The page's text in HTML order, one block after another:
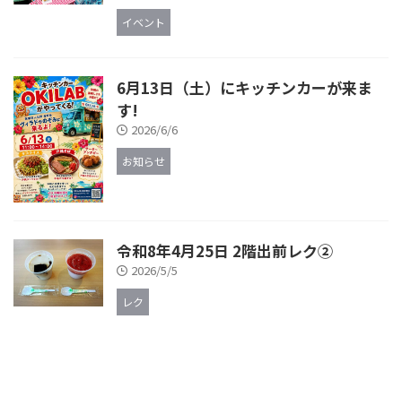
イベント
6月13日（土）にキッチンカーが来ま
す!
2026/6/6
お知らせ
令和8年4月25日 2階出前レク②
2026/5/5
レク